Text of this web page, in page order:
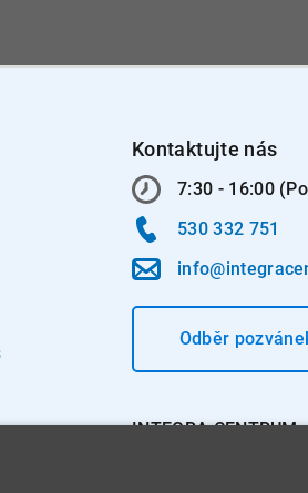
Kontaktujte nás
7:30 - 16:00
530 332 751
Odběr
INTEGRA CENTRUM